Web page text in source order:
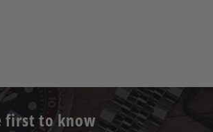
first to know